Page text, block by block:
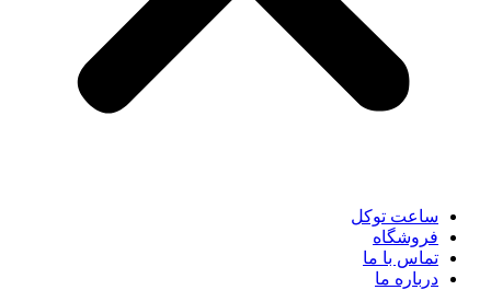
ساعت توکل
فروشگاه
تماس با ما
درباره ما